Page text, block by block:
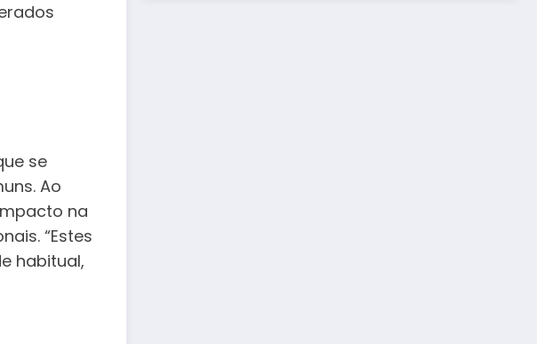
se
Ao
na
“Estes
habitual,